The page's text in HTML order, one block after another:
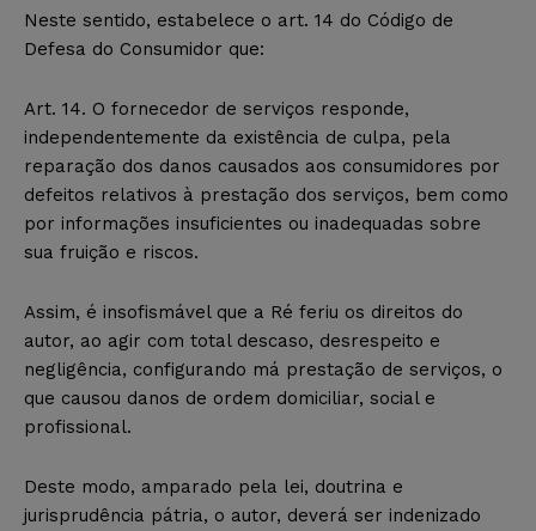
Neste sentido, estabelece o art. 14 do Código de
Defesa do Consumidor que:
Art. 14. O fornecedor de serviços responde,
independentemente da existência de culpa, pela
reparação dos danos causados aos consumidores por
defeitos relativos à prestação dos serviços, bem como
por informações insuficientes ou inadequadas sobre
sua fruição e riscos.
Assim, é insofismável que a Ré feriu os direitos do
autor, ao agir com total descaso, desrespeito e
negligência, configurando má prestação de serviços, o
que causou danos de ordem domiciliar, social e
profissional.
Deste modo, amparado pela lei, doutrina e
jurisprudência pátria, o autor, deverá ser indenizado